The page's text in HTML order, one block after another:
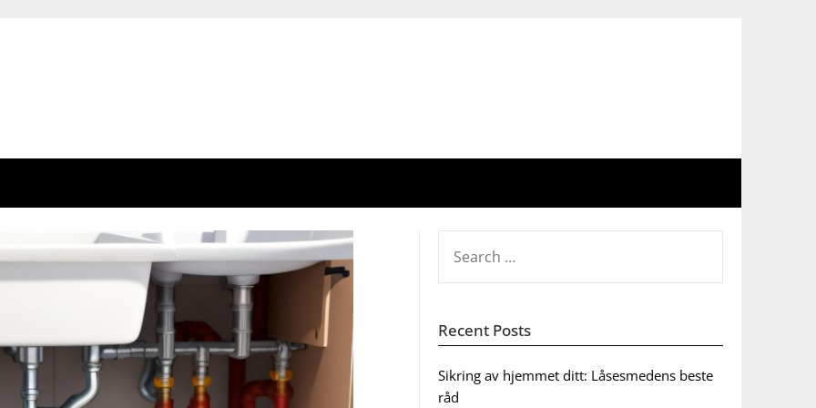
FOR:
Recent Posts
Sikring av hjemmet ditt: Låsesmedens beste
råd